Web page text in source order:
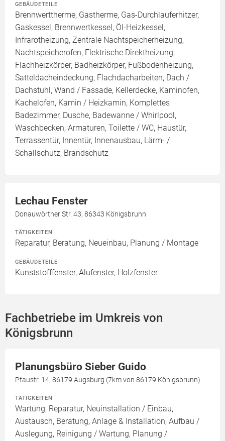
GEBÄUDETEILE
Brennwerttherme, Gastherme, Gas-Durchlauferhitzer,
Gaskessel, Brennwertkessel, Öl-Heizkessel,
Infrarotheizung, Zentrale Nachtspeicherheizung,
Nachtspeicherofen, Elektrische Direktheizung,
Flachheizkörper, Badheizkörper, Fußbodenheizung,
Satteldacheindeckung, Flachdacharbeiten, Dach /
Dachstuhl, Wand / Fassade, Kellerdecke, Kaminofen,
Kachelofen, Kamin / Heizkamin, Komplettes
Badezimmer, Dusche, Badewanne / Whirlpool,
Waschbecken, Armaturen, Toilette / WC, Haustür,
Terrassentür, Innentür, Innenausbau, Lärm- /
Schallschutz, Brandschutz
Lechau Fenster
Donauwörther Str. 43, 86343 Königsbrunn
TÄTIGKEITEN
Reparatur, Beratung, Neueinbau, Planung / Montage
GEBÄUDETEILE
Kunststofffenster, Alufenster, Holzfenster
Fachbetriebe im Umkreis von
Königsbrunn
Planungsbüro Sieber Guido
Pfaustr. 14, 86179 Augsburg (7km von 86179 Königsbrunn)
TÄTIGKEITEN
Wartung, Reparatur, Neuinstallation / Einbau,
Austausch, Beratung, Anlage & Installation, Aufbau /
Auslegung, Reinigung / Wartung, Planung /